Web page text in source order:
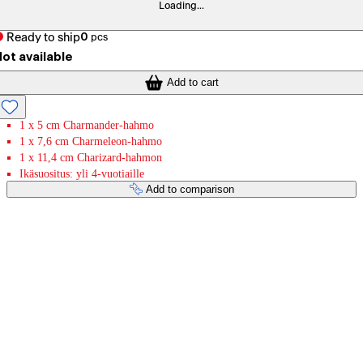
Loading...
Ready to ship0 pcs
available
Add to cart
1 x 5 cm Charmander-hahmo
1 x 7,6 cm Charmeleon-hahmo
1 x 11,4 cm Charizard-hahmon
Ikäsuositus: yli 4-vuotiaille
Add to comparison